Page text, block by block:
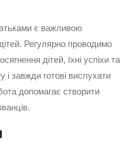
є важливою
Регулярно проводимо
дітей, їхні успіхи та
і завжди готові вислухати
допомагає створити